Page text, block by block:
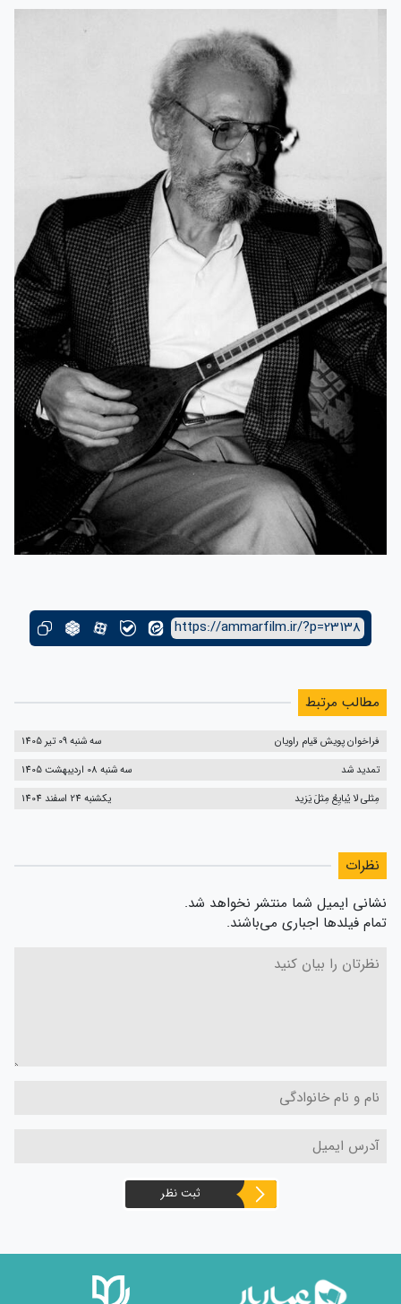
https://ammarfilm.ir/?p=23138
مطالب مرتبط
فراخوان پویش قیام راویان
سه شنبه 09 تیر 1405
تمدید شد
سه شنبه 08 اردیبهشت 1405
مِثلی لا یُبایِعُ مِثلَ یَزید
یکشنبه 24 اسفند 1404
نظرات
نشانی ایمیل شما منتشر نخواهد شد.
تمام فیلدها اجباری می‌باشند.
ثبت نظر